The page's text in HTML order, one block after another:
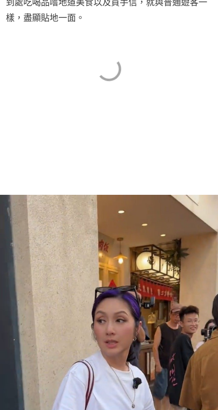
到處吃喝品嚐地道美食以及買手信，就與普通遊客一
樣，盡顯貼地一面。